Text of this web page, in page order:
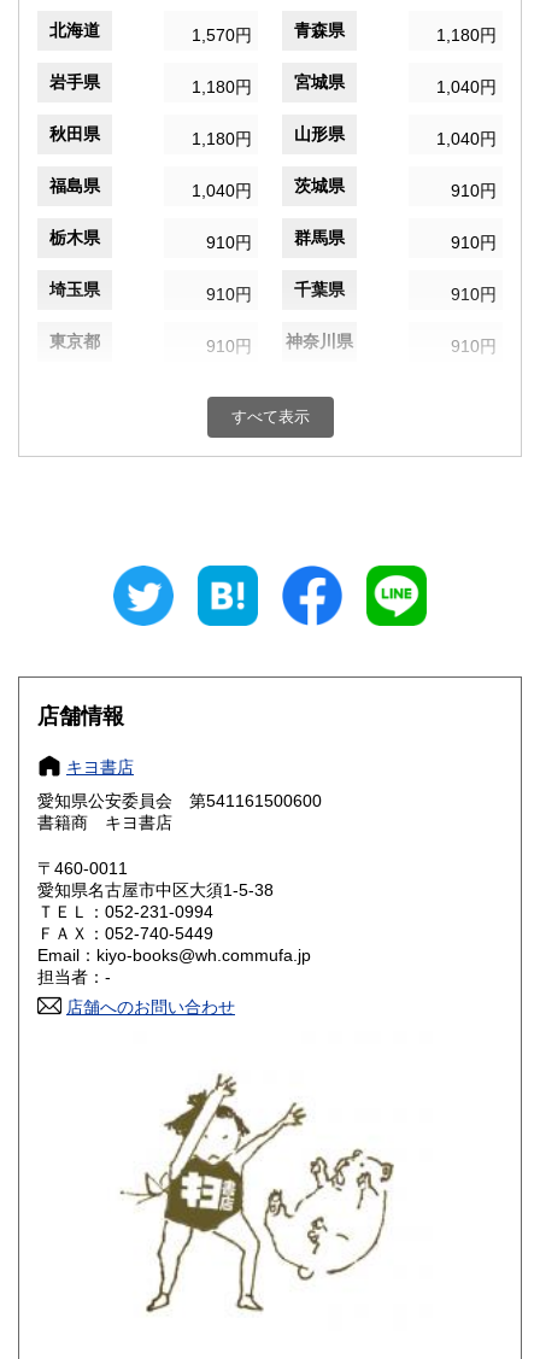
北海道 1,570円 青森県 1,180円
岩手県 1,180円 宮城県 1,040円
秋田県 1,180円 山形県 1,040円
福島県 1,040円 茨城県 910円
栃木県 910円 群馬県 910円
埼玉県 910円 千葉県 910円
東京都 910円 神奈川県 910円
910円 富山県
910円 三重県
大阪府
奈良県
鳥取県 1,180円 島根県
岡山県
山口県 1,180円
香川県 愛媛県
高知県 1,180円
1,180円
1,180円 大分県
1,180円 鹿児島県
1,914円
すべて表示
店舗情報
キヨ書店
愛知県公安委員会 第541161500600
書籍商 キヨ書店
〒460-0011
愛知県名古屋市中区大須1-5-38
ＴＥＬ：052-231-0994
ＦＡＸ：052-740-5449
Email：kiyo-books@wh.commufa.jp
担当者：-
店舗へのお問い合わせ